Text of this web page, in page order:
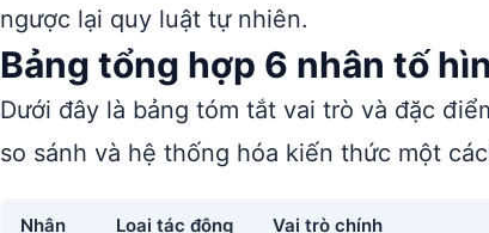
ngược lại quy luật tự nhiên.
Bảng tổng hợp 6 nhân tố
Dưới đây là bảng tóm tắt vai trò và đặc
so sánh và hệ thống hóa kiến thức một
Nhân Loại tác động Vai trò chính